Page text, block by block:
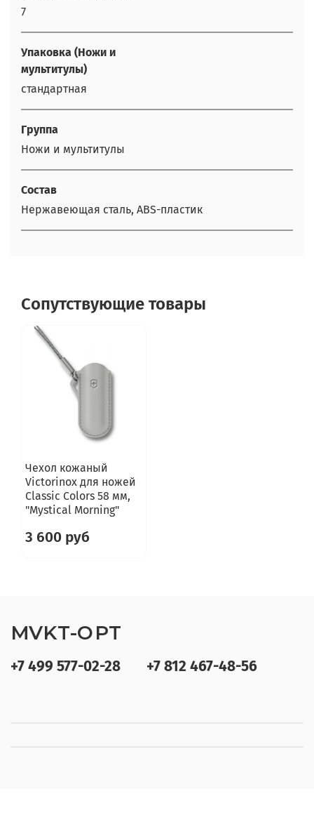
7
Упаковка (Ножи и
мультитулы)
стандартная
Группа
Ножи и мультитулы
Состав
Нержавеющая сталь, ABS-пластик
Сопутствующие товары
Чехол кожаный
Victorinox для ножей
Classic Colors 58 мм,
"Mystical Morning"
3 600 руб
+7 499 577-02-28 +7 812 467-48-56
MVKT-OPT